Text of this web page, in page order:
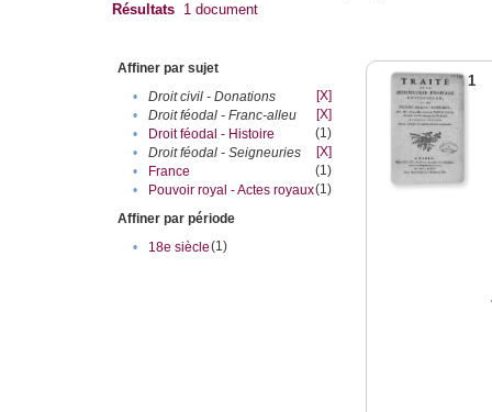
Résultats 1 document
Affiner par sujet
•
Droit civil - Donations
[X]
•
Droit féodal - Franc-alleu‎
[X]
•
Droit féodal - Histoire
(1)
•
Droit féodal - Seigneuries
[X]
•
France
(1)
•
Pouvoir royal - Actes royaux(1)
Affiner par période
•
18e siècle(1)
1